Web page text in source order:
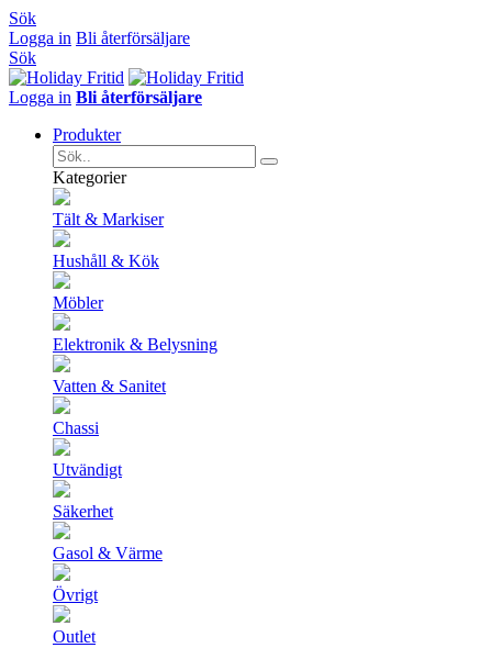
Sök
Logga in Bli återförsäljare
Sök
Logga in Bli återförsäljare
Produkter
Kategorier
Tält & Markiser
Hushåll & Kök
Möbler
Elektronik & Belysning
Vatten & Sanitet
Chassi
Utvändigt
Säkerhet
Gasol & Värme
Övrigt
Outlet